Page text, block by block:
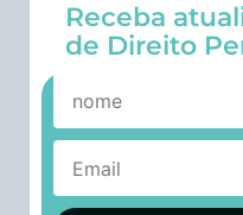
Receba
de Direito